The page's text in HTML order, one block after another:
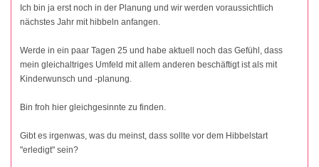
Ich bin ja erst noch in der Planung und wir werden voraussichtlich
nächstes Jahr mit hibbeln anfangen.
Werde in ein paar Tagen 25 und habe aktuell noch das Gefühl, dass
mein gleichaltriges Umfeld mit allem anderen beschäftigt ist als mit
Kinderwunsch und -planung.
Bin froh hier gleichgesinnte zu finden.
Gibt es irgenwas, was du meinst, dass sollte vor dem Hibbelstart
"erledigt" sein?